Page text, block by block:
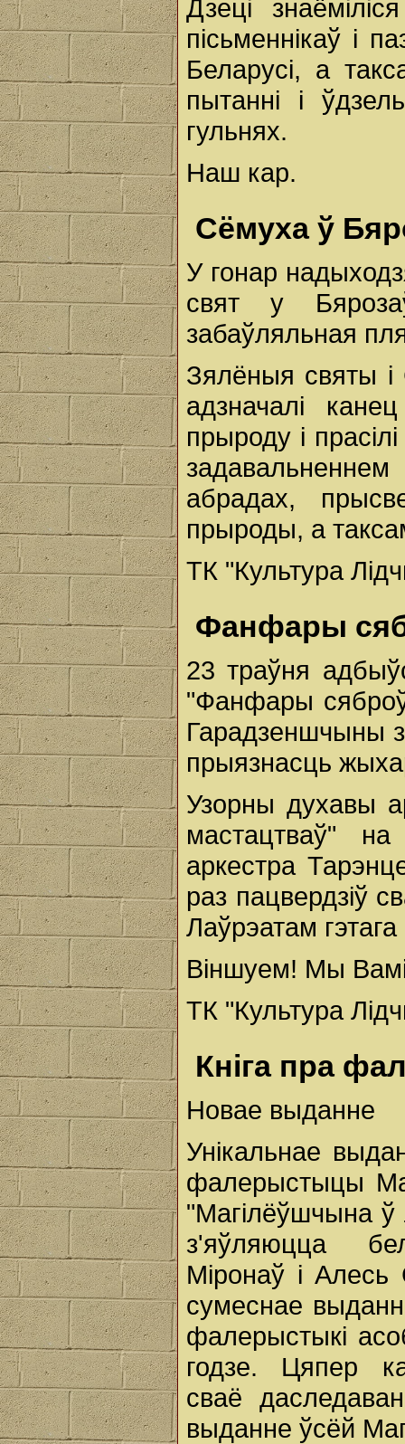
Дзеці
пісьменнікаў і
Беларусі, а
пытанні і
гульнях.
Наш кар.
Сёмуха ў
У гонар
свят у
забаўляльная
Зялёныя святы і
адзначалі
прыроду і
абрадах,
прыроды, а
ТК "Культура
Фанфары
23 траўня
"Фанфары
Гарадзеншчыны
прыязнасць
Узорны духавы
мастацтваў"
аркестра
раз пацвердзіў
Лаўрэатам
Віншуем! Мы
ТК "Культура
Кніга пра
Новае выданне
Унікальнае
фалерыстыцы
"Магілёўшчына ў
з'яўляюцца
Міронаў і Алесь
сумеснае
фалерыстыкі
годзе. Цяпер
сваё
выданне ўсёй